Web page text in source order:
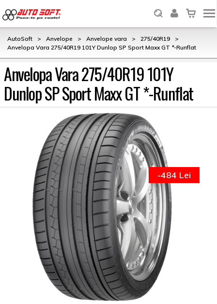
AutoSoft > Anvelope > Anvelope vara > 275/40R19
>
Anvelopa Vara 275/40R19 101Y Dunlop SP Sport Maxx GT *-Runflat
Anvelopa Vara 275/40R19 101Y
Dunlop SP Sport Maxx GT *-Runflat
-484 Lei